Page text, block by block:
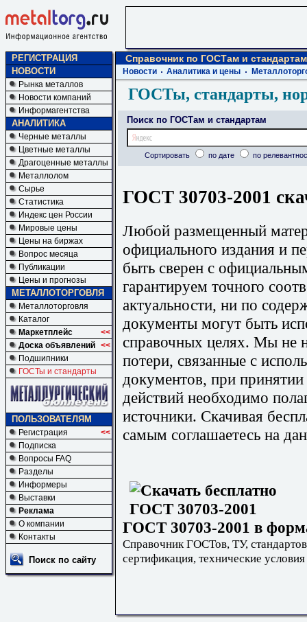
РЕГИСТРАЦИЯ
НОВОСТИ
Рынка металлов
Новости компаний
Информагентства
АНАЛИТИКА
Черные металлы
Цветные металлы
Драгоценные металлы
Металлолом
Сырье
Статистика
Индекс цен России
Мировые цены
Цены на биржах
Вопрос месяца
Публикации
Цены и прогнозы
МЕТАЛЛОТОРГОВЛЯ
Металлоторговля
Каталог
Маркетплейс
<<
Доска объявлений <<
Подшипники
ГОСТы и стандарты
ПОЛЬЗОВАТЕЛЯМ
Регистрация
<<
Подписка
Вопросы FAQ
Разделы
Информеры
Выставки
Реклама
О компании
Контакты
Поиск по сайту
Справочник по ГОСТам и стандартам
Новости Аналитика и цены
ГОСТы, стандарты,
Поиск по ГОСТам и стандартам
Сортировать по дате по
ГОСТ 30703-2001
Любой размещенный
официального издания и
быть сверен с
гарантируем точного
актуальности, ни по
документы могут быть
справочных целях. Мы не
потери, связанные с
документов, при
действий необходимо
источники. Скачивая
самым соглашаетесь на
ГОСТ 30703-2001 в
Справочник ГОСТов, ТУ,
сертификация, технические условия